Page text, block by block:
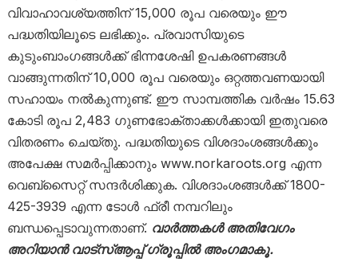
വിവാഹാവശ്യത്തിന് 15,000 രൂപ വരെയും ഈ
പദ്ധതിയിലൂടെ ലഭിക്കും. പ്രവാസിയുടെ
കുടുംബാംഗങ്ങള്‍ക്ക് ഭിന്നശേഷി ഉപകരണങ്ങള്‍
വാങ്ങുന്നതിന് 10,000 രൂപ വരെയും ഒറ്റത്തവണയായി
സഹായം നല്‍കുന്നുണ്ട്. ഈ സാമ്പത്തിക വര്‍ഷം 15.63
കോടി രൂപ 2,483 ഗുണഭോക്താക്കള്‍ക്കായി ഇതുവരെ
വിതരണം ചെയ്തു. പദ്ധതിയുടെ വിശദാംശങ്ങള്‍ക്കും
അപേക്ഷ സമര്‍പ്പിക്കാനും www.norkaroots.org എന്ന
വെബ്‌സൈറ്റ് സന്ദര്‍ശിക്കുക. വിശദാംശങ്ങള്‍ക്ക് 1800-
425-3939 എന്ന ടോള്‍ ഫ്രീ നമ്പറിലും
ബന്ധപ്പെടാവുന്നതാണ്. വാർത്തകൾ അതിവേഗം
അറിയാൻ വാട്സ്ആപ്പ് ഗ്രൂപ്പിൽ അംഗമാകൂ.